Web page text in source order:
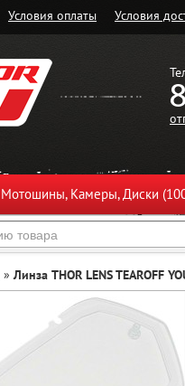
Условия оплаты Условия
Мотошины, Камеры, Диски
»Линза THOR LENS TEAROFF